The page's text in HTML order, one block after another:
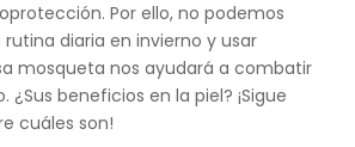
Por ello, no podemos
diaria en invierno y usar
mosqueta nos ayudará a combatir
beneficios en la piel? ¡Sigue
cuáles son!